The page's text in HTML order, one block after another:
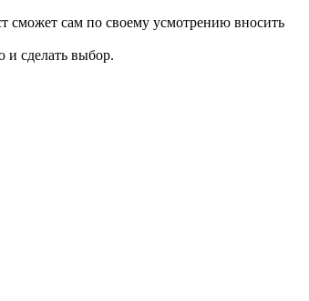
сможет сам по своему усмотрению вносить
сделать выбор.